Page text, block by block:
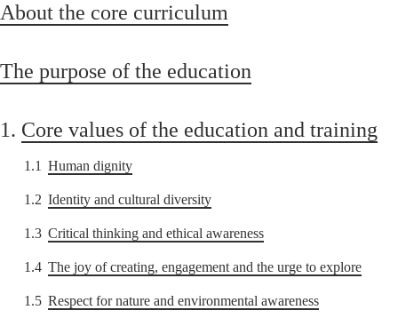
About the core curriculum
The purpose of the education
1. Core values of the education and training
1.1 Human dignity
1.2 Identity and cultural diversity
1.3 Critical thinking and ethical awareness
1.4 The joy of creating, engagement and the urge to explore
1.5 Respect for nature and environmental awareness